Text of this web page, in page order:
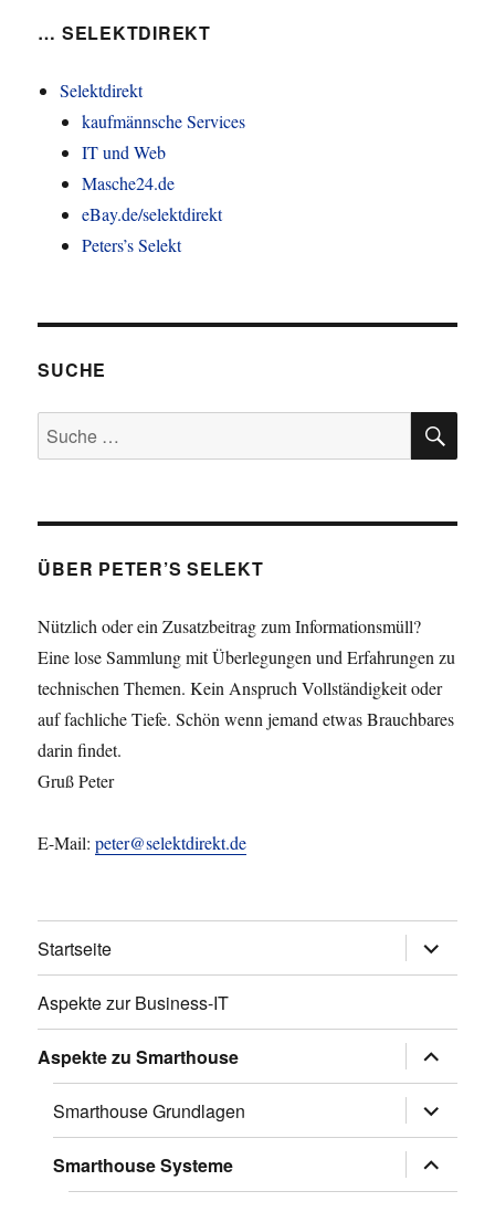
… SELEKTDIREKT
Selektdirekt
kaufmännsche Services
IT und Web
Masche24.de
eBay.de/selektdirekt
Peters’s Selekt
SUCHE
Suche
nach:
ÜBER PETER’S SELEKT
Nützlich oder ein Zusatzbeitrag zum Informationsmüll?
Eine lose Sammlung mit Überlegungen und Erfahrungen zu
technischen Themen. Kein Anspruch Vollständigkeit oder
auf fachliche Tiefe. Schön wenn jemand etwas Brauchbares
darin findet.
Gruß Peter
E-Mail:peter@selektdirekt.de
Startseite
anzeigen
Aspekte zur Business-IT
Aspekte zu Smarthouse
anzeigen
Smarthouse Grundlagen
anzeigen
Smarthouse Systeme
anzeigen